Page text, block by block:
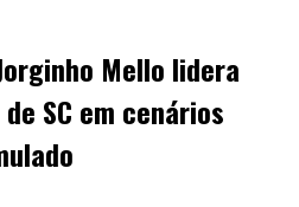
Mello lidera
SC em cenários